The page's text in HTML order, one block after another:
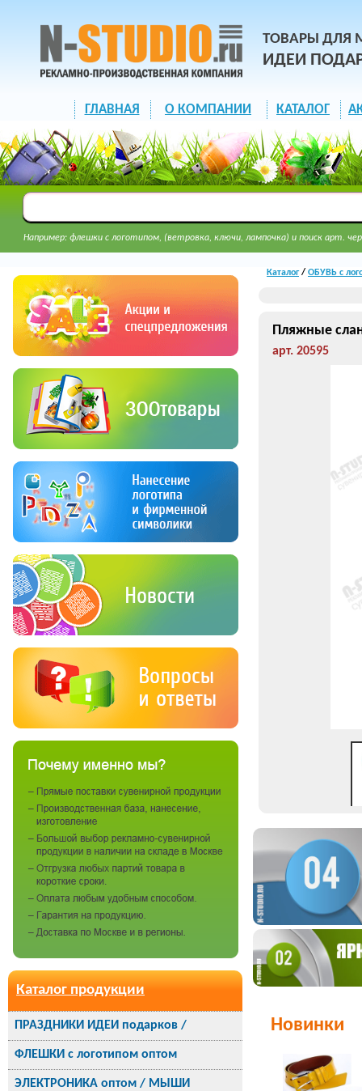
ТОВАРЫ ДЛЯ
ИДЕИ
ГЛАВНАЯ О КОМПАНИИ КАТАЛОГ
Например: флешки с логотипом, (ветровка, ключи, лампочка) и поиск арт.
Каталог продукции
ПРАЗДНИКИ ИДЕИ подарков /
ФЛЕШКИ с логотипом оптом
ЭЛЕКТРОНИКА оптом / МЫШИ
Каталог/ ОБУВЬ с
Пляжные
арт. 20595
Новинки